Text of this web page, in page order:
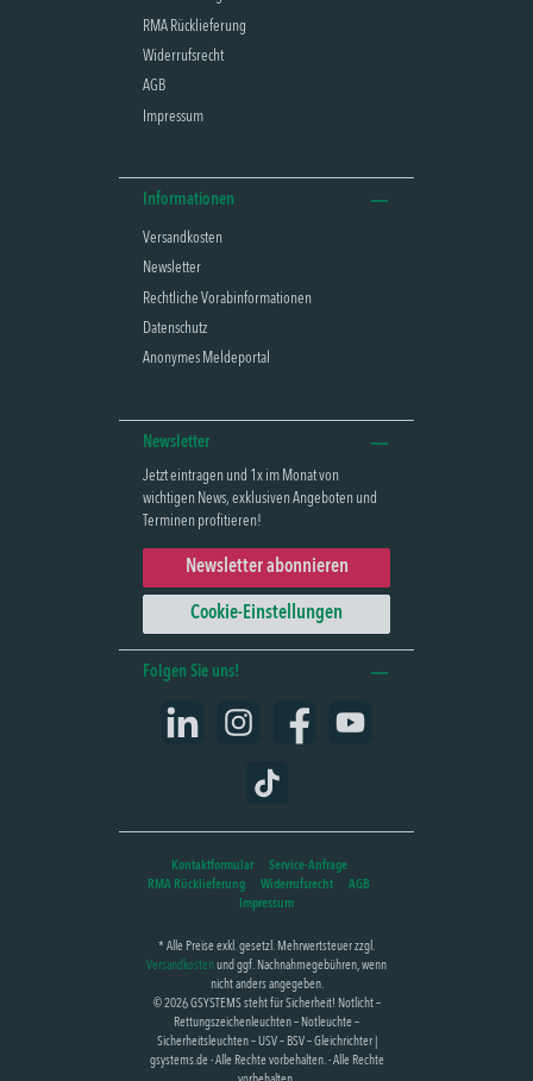
RMA Rücklieferung
Widerrufsrecht
AGB
Impressum
Informationen
Versandkosten
Newsletter
Rechtliche Vorabinformationen
Datenschutz
Anonymes Meldeportal
Newsletter
Jetzt eintragen und 1x im Monat von
wichtigen News, exklusiven Angeboten und
Terminen profitieren!
Newsletter abonnieren
Cookie-Einstellungen
Folgen Sie uns!
Instagram Facebook YouTube
TikTok
Kontaktformular
Service-Anfrage
RMA Rücklieferung
Widerrufsrecht
AGB
Impressum
* Alle Preise exkl. gesetzl. Mehrwertsteuer zzgl.
Versandkostenund ggf. Nachnahmegebühren, wenn
nicht anders angegeben.
© 2026 GSYSTEMS steht für Sicherheit! Notlicht –
Rettungszeichenleuchten – Notleuchte –
Sicherheitsleuchten – USV – BSV – Gleichrichter |
gsystems.de - Alle Rechte vorbehalten. - Alle Rechte